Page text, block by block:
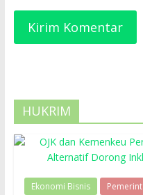
HUKRIM
Ekonomi Bisnis